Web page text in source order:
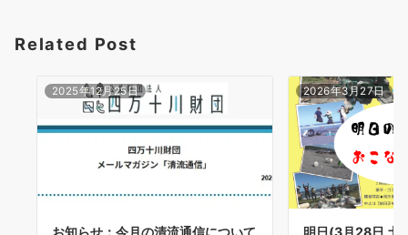
Related Post
2025年12月25日 2026年3月27日